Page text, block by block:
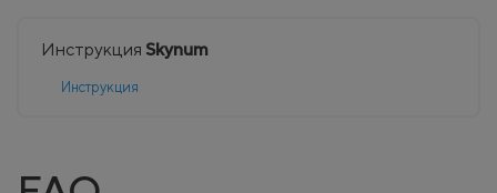
Инструкция Skynum
Инструкция